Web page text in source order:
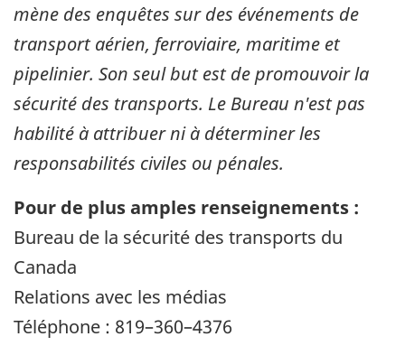
mène des enquêtes sur des événements de
transport aérien, ferroviaire, maritime et
pipelinier. Son seul but est de promouvoir la
sécurité des transports. Le Bureau n'est pas
habilité à attribuer ni à déterminer les
responsabilités civiles ou pénales.
Pour de plus amples renseignements :
Bureau de la sécurité des transports du
Canada
Relations avec les médias
Téléphone : 819–360–4376